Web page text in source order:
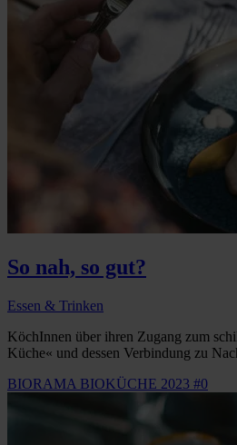
So nah, so gut?
Essen & Trinken
KöchInnen über ihren Zugang zum
Küche« und dessen Verbindung zu
BIORAMA BIOKÜCHE 2023 #0